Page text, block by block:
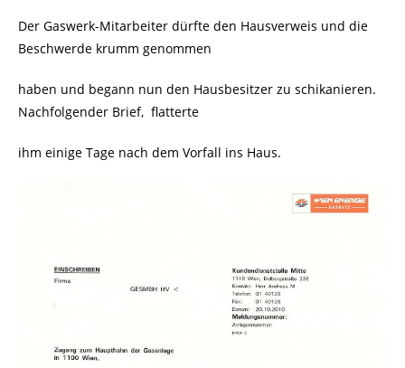
Der Gaswerk-Mitarbeiter dürfte den Hausverweis und die
Beschwerde krumm genommen
haben und begann nun den Hausbesitzer zu schikanieren.
Nachfolgender Brief, flatterte
ihm einige Tage nach dem Vorfall ins Haus.